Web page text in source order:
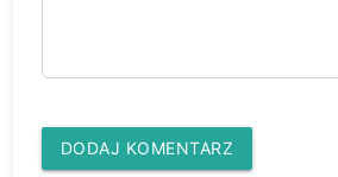
DODAJ KOMENTARZ